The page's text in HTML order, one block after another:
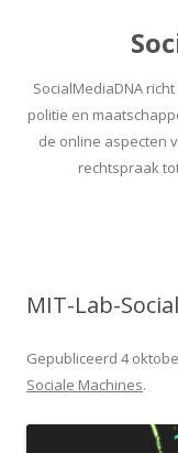
SocialMediaDNA
politie en
de online aspecten
rechtspraak
MIT-Lab-
Gepubliceerd 4
Sociale Machines.